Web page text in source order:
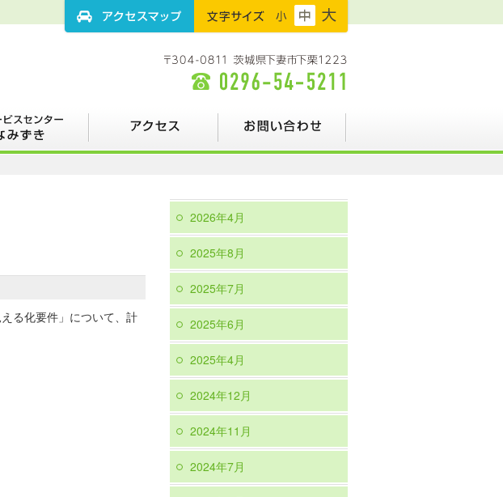
フ
ン
ト
サ
ズ：
フ
ン
ト
ズ：
フ
ン
ト
サ
ズ：
る化要件」について、計
2026年4月
2025年8月
2025年7月
2025年6月
2025年4月
2024年12月
2024年11月
2024年7月